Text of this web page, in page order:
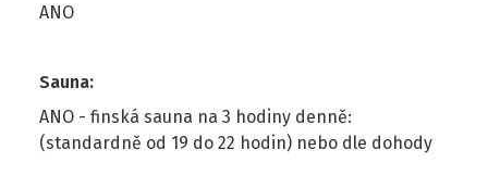
ANO
Sauna:
ANO - finská sauna na 3 hodiny denně:
(standardně od 19 do 22 hodin) nebo dle dohody